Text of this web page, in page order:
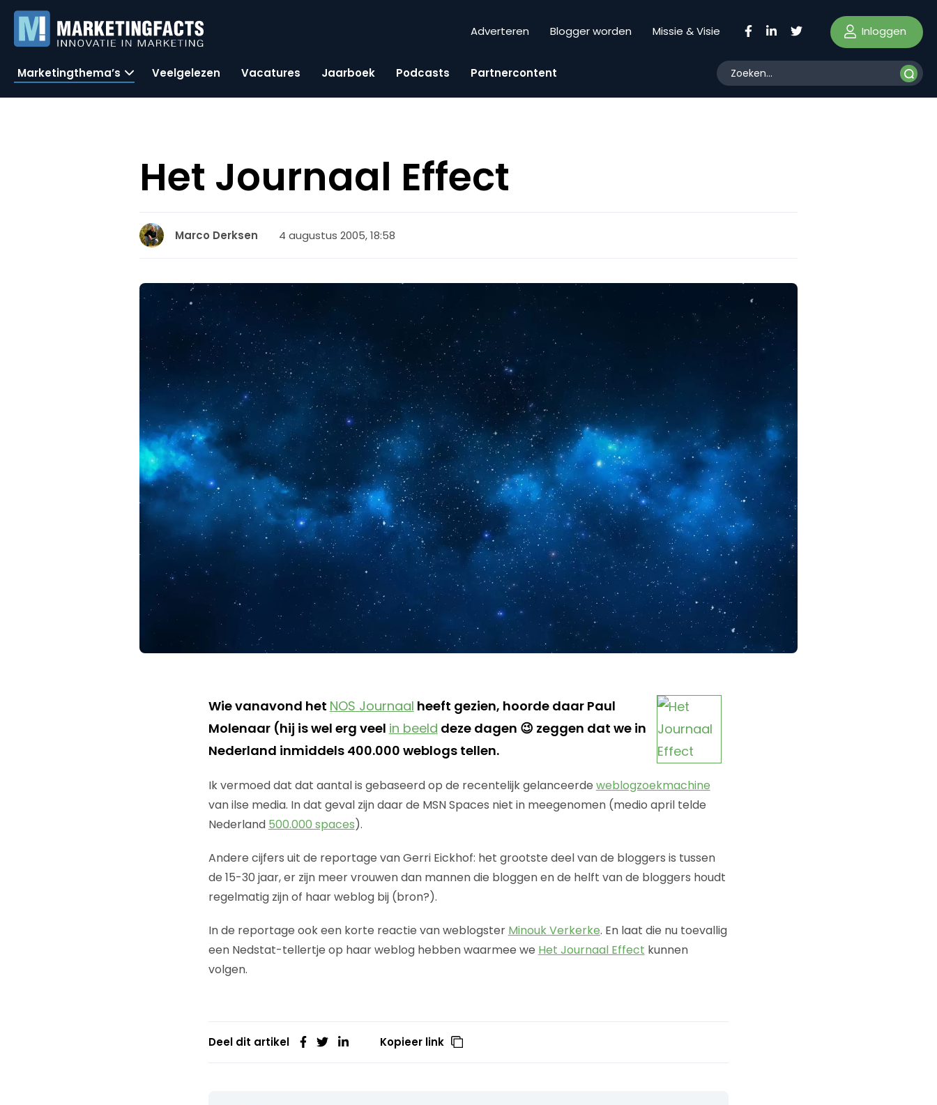
Adverteren Blogger worden Missie & Visie Inloggen
Marketingthema’s Veelgelezen Vacatures Jaarboek Podcasts Partnercontent
Het Journaal Effect
Marco Derksen 4 augustus 2005, 18:58
Wie vanavond het NOS Journaal heeft gezien, hoorde daar Paul
Molenaar (hij is wel erg veel in beeld deze dagen 😉 zeggen dat we in
Nederland inmiddels 400.000 weblogs tellen.
Ik vermoed dat dat aantal is gebaseerd op de recentelijk gelanceerde weblogzoekmachine
van ilse media. In dat geval zijn daar de MSN Spaces niet in meegenomen (medio april telde
Nederland 500.000 spaces).
Andere cijfers uit de reportage van Gerri Eickhof: het grootste deel van de bloggers is tussen
de 15-30 jaar, er zijn meer vrouwen dan mannen die bloggen en de helft van de bloggers houdt
regelmatig zijn of haar weblog bij (bron?).
In de reportage ook een korte reactie van weblogster Minouk Verkerke. En laat die nu toevallig
een Nedstat-tellertje op haar weblog hebben waarmee we Het Journaal Effect kunnen
volgen.
Deel dit artikel Kopieer link